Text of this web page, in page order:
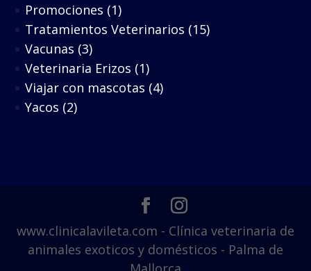
Promociones (1)
Tratamientos Veterinarios (15)
Vacunas (3)
Veterinaria Erizos (1)
Viajar con mascotas (4)
Yacos (2)
www.clinicalavileta.com - Clínica veterinaria de
animales exoticos y domésticos - Palma de